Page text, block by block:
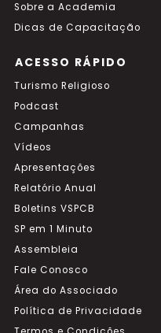
Sobre a Academia
Dicas de Capacitação
ACESSO RÁPIDO
Turismo Religioso
Podcast
Campanhas
Vídeos
Apresentações
Relatório Anual
Boletins VSPCB
SP em 1 Minuto
Assembleia
Fale Conosco
Área do Associado
Política de Privacidade